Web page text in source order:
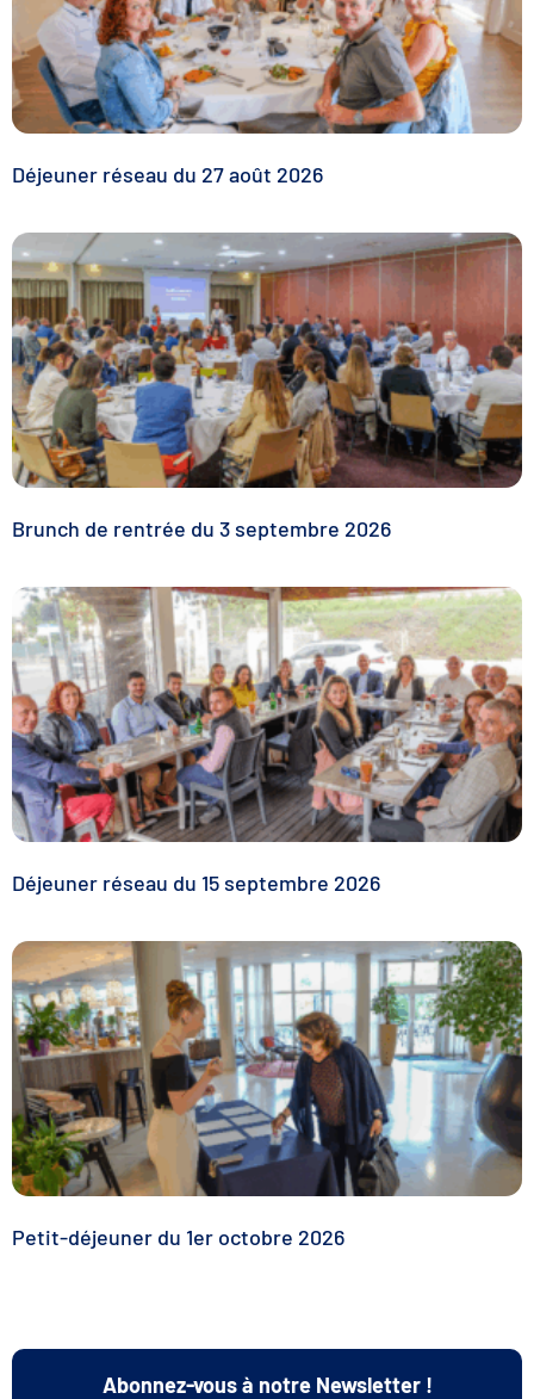
Déjeuner réseau du 27 août 2026
Brunch de rentrée du 3 septembre 2026
Déjeuner réseau du 15 septembre 2026
Petit-déjeuner du 1er octobre 2026
Abonnez-vous à notre Newsletter !